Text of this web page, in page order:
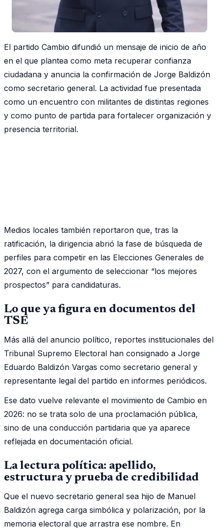
El partido Cambio difundió un mensaje de inicio de año
en el que plantea como meta recuperar confianza
ciudadana y anuncia la confirmación de Jorge Baldizón
como secretario general. La actividad fue presentada
como un encuentro con militantes de distintas regiones
y como punto de partida para fortalecer organización y
presencia territorial.
Medios locales también reportaron que, tras la
ratificación, la dirigencia abrió la fase de búsqueda de
perfiles para competir en las Elecciones Generales de
2027, con el argumento de seleccionar “los mejores
prospectos” para candidaturas.
Lo que ya figura en documentos del
TSE
Más allá del anuncio político, reportes institucionales del
Tribunal Supremo Electoral han consignado a Jorge
Eduardo Baldizón Vargas como secretario general y
representante legal del partido en informes periódicos.
Ese dato vuelve relevante el movimiento de Cambio en
2026: no se trata solo de una proclamación pública,
sino de una conducción partidaria que ya aparece
reflejada en documentación oficial.
La lectura política: apellido,
estructura y prueba de credibilidad
Que el nuevo secretario general sea hijo de Manuel
Baldizón agrega carga simbólica y polarización, por la
memoria electoral que arrastra ese nombre. En